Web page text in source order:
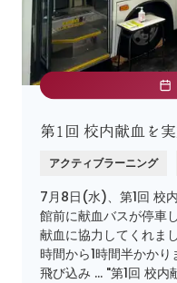
第1回 校内献血を
アクティブラーニング
7月8日(水)、第1回 校
館前に献血バスが停車
献血に協力してくれま
時間から1時間半かかり
飛び込み … "第1回 校内